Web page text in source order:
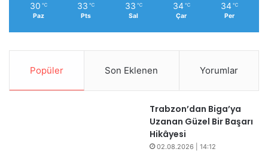
30 ℃
Paz
33 ℃
Pts
33 ℃
Sal
34 ℃
Çar
34 ℃
Per
Popüler Son Eklenen Yorumlar
Trabzon’dan Biga’ya
Uzanan Güzel Bir Başarı
Hikâyesi
02.08.2026 | 14:12